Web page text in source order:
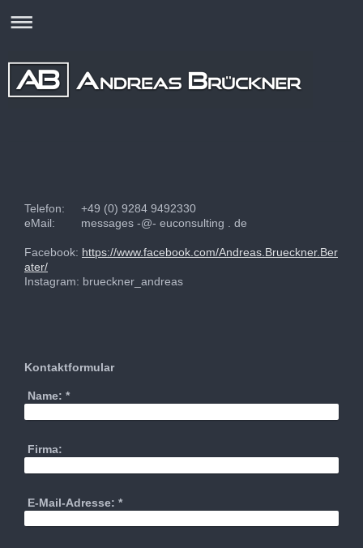
Telefon: +49 (0) 9284 9492330
eMail: messages -@- euconsulting . de
Facebook: https://www.facebook.com/Andreas.Brueckner.Ber
ater/
Instagram: brueckner_andreas
Kontaktformular
Name: *
Firma:
E-Mail-Adresse: *